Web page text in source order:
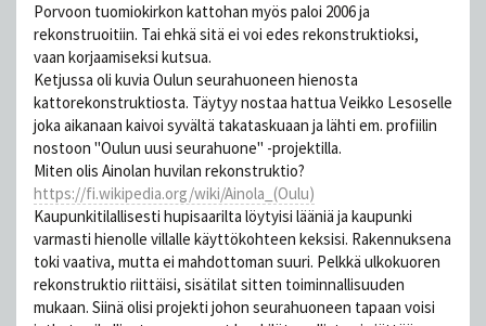
Porvoon tuomiokirkon kattohan myös paloi 2006 ja
rekonstruoitiin. Tai ehkä sitä ei voi edes rekonstruktioksi,
vaan korjaamiseksi kutsua.
Ketjussa oli kuvia Oulun seurahuoneen hienosta
kattorekonstruktiosta. Täytyy nostaa hattua Veikko Lesoselle
joka aikanaan kaivoi syvältä takataskuaan ja lähti em. profiilin
nostoon "Oulun uusi seurahuone" -projektilla.
Miten olis Ainolan huvilan rekonstruktio?
https://fi.wikipedia.org/wiki/Ainola_(Oulu)
Kaupunkitilallisesti hupisaarilta löytyisi lääniä ja kaupunki
varmasti hienolle villalle käyttökohteen keksisi. Rakennuksena
toki vaativa, mutta ei mahdottoman suuri. Pelkkä ulkokuoren
rekonstruktio riittäisi, sisätilat sitten toiminnallisuuden
mukaan. Siinä olisi projekti johon seurahuoneen tapaan voisi